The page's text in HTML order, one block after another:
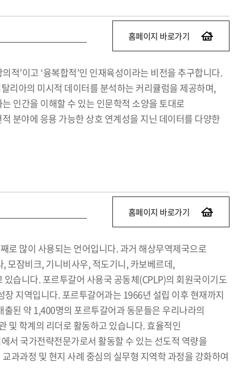
홈페이지 바로가기
적’이고 ‘융복합적’인 인재육성이라는 비전을 추구합니다.
리아의 미시적 데이터를 분석하는 커리큘럼을 제공하며,
인간을 이해할 수 있는 인문학적 소양을 토대로
분야에 응용 가능한 상호 연계성을 지닌 데이터를 다양한
홈페이지 바로가기
로 많이 사용되는 언어입니다. 과거 해상무역제국으로
모잠비크, 기니비사우, 적도기니, 카보베르데,
습니다. 포르투갈어 사용국 공동체(CPLP)의 회원국이기도
지역입니다. 포르투갈어과는 1966년 설립 이후 현재까지
된 약 1,400명의 포르투갈어과 동문들은 우리나라의
및 학계의 리더로 활동하고 있습니다. 효율적인
서 국가전략전문가로서 활동할 수 있는 선도적 역량을
과과정 및 현지 사례 중심의 실무형 지역학 과정을 강화하여